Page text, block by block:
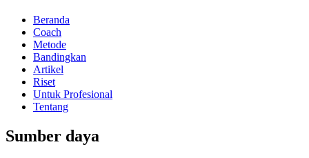
Beranda
Coach
Metode
Bandingkan
Artikel
Riset
Untuk Profesional
Tentang
Sumber daya